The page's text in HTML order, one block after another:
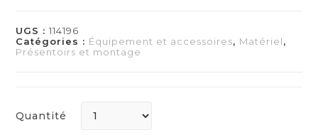
UGS :114196
Catégories : Équipement et accessoires, Matériel,
Présentoirs et montage
Quantité